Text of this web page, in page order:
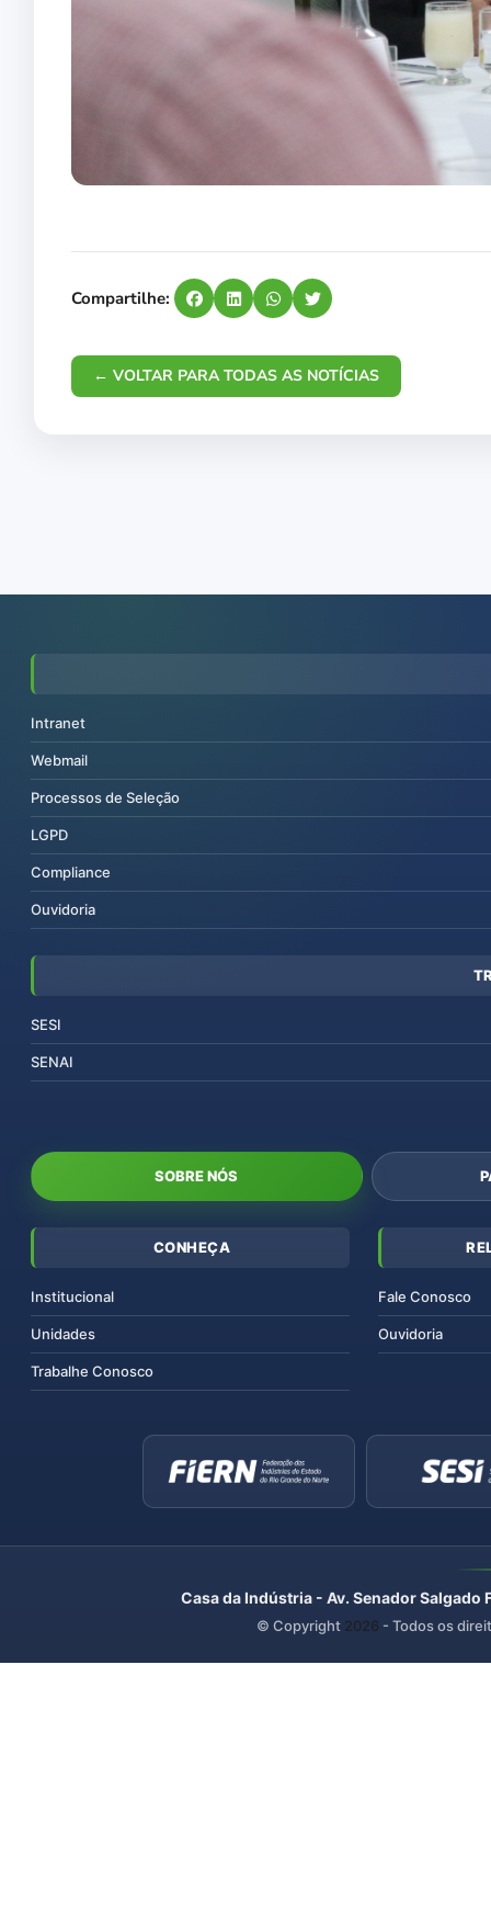
Compartilhe:
← VOLTAR PARA TODAS AS NOTÍCIAS
Intranet
Webmail
Processos de Seleção
LGPD
Compliance
Ouvidoria
SESI
SENAI
SOBRE NÓS
CONHEÇA
Institucional
Unidades
Trabalhe Conosco
Fale Conosco
Ouvidoria
Casa da Indústria - Av. Senador
© Copyright 2026 - Todos os